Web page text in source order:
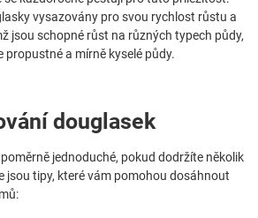
vysazovány pro svou rychlost růstu a
jsou schopné růst na různých typech půdy,
propustné a mírně kyselé půdy.
douglasek
jednoduché, pokud dodržíte několik
jsou tipy, které vám pomohou dosáhnout